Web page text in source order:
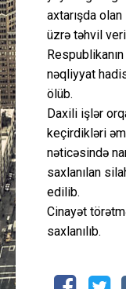
axtarışda
üzrə təhvil
nəqliyyat
ölüb.
Daxili işlər
keçirdikləri
nəticəsində
saxlanılan
edilib.
Cinayət
saxlanılıb.